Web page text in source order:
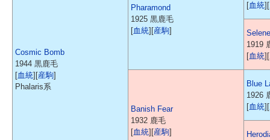
Cosmic Bomb
1944 黒鹿毛
[血統][産駒]
Phalaris系
Pharamond
1925 黒鹿毛
[血統][産駒]
[血統][
Selene
1919
[血統][
Banish Fear
1932 鹿毛
[血統][産駒]
Blue
1926
[血統][